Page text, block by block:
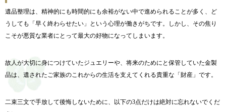
遺品整理は、精神的にも時間的にも余裕がない中で進められることが多く、ど
うしても「早く終わらせたい」という心理が働きがちです。しかし、その焦り
こそが悪質な業者にとって最大の好物になってしまいます。
故人が大切に身につけていたジュエリーや、将来のためにと保管していた金製
品は、遺されたご家族のこれからの生活を支えてくれる貴重な「財産」です。
二束三文で手放して後悔しないために、以下の3点だけは絶対に忘れないでくだ